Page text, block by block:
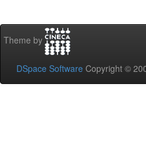
Theme by
DSpace Software Copyright ©